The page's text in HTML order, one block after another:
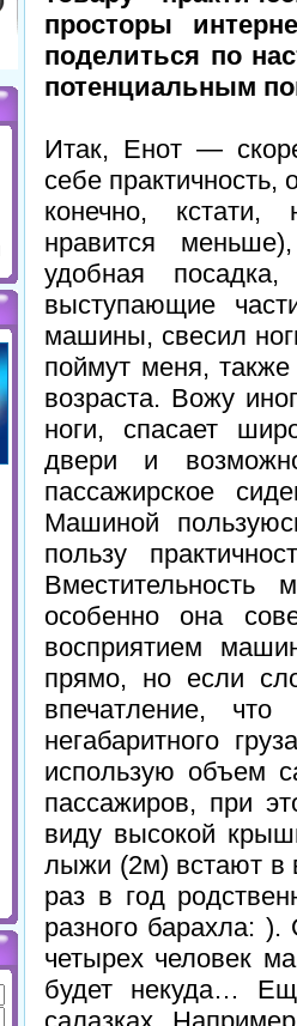
просторы
поделиться по
потенциальным
Итак, Енот —
себе практичность,
конечно, кстати,
нравится
удобная
выступающие
машины, свесил
поймут меня,
возраста. Вожу
ноги, спасает
двери и
пассажирское
Машиной
пользу
особенно она
восприятием
прямо, но если
впечатление,
негабаритного
использую объем
пассажиров, при
виду высокой
лыжи (2м) встают в
раз в год
разного барахла:
четырех человек
будет некуда…
салазках.